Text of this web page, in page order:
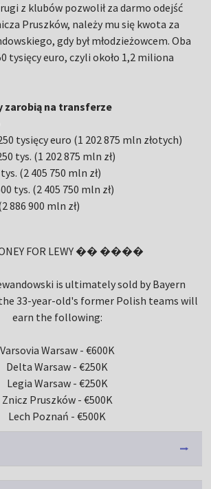
z klubów pozwolił za darmo odejść
Pruszków, należy mu się kwota za
gdy był młodzieżowcem. Oba
tysięcy euro, czyli około 1,2 miliona
zarobią na transferze
tysięcy euro (1 202 875 mln złotych)
tys. (1 202 875 mln zł)
(2 405 750 mln zł)
tys. (2 405 750 mln zł)
886 900 mln zł)
FOR LEWY �� ����
is ultimately sold by Bayern
33-year-old's former Polish teams will
earn the following:
Varsovia Warsaw - €600K
Delta Warsaw - €250K
Legia Warsaw - €250K
Znicz Pruszków - €500K
Lech Poznań - €500K